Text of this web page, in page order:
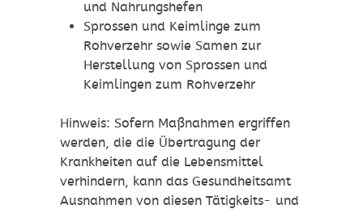
und Nahrungshefen
Sprossen und Keimlinge zum
Rohverzehr sowie Samen zur
Herstellung von Sprossen und
Keimlingen zum Rohverzehr
Hinweis: Sofern Maßnahmen ergriffen
werden, die die Übertragung der
Krankheiten auf die Lebensmittel
verhindern, kann das Gesundheitsamt
Ausnahmen von diesen Tätigkeits- und